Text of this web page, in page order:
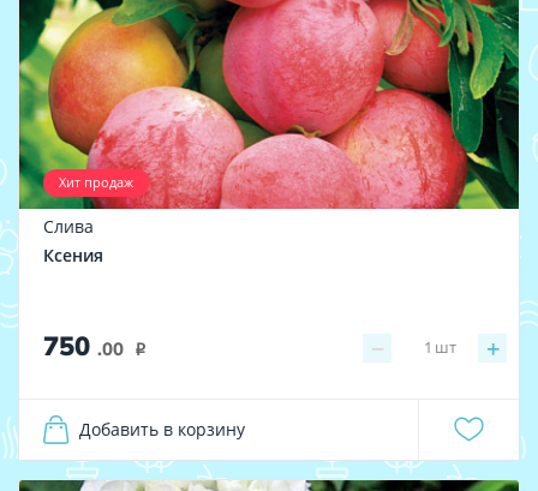
Хит продаж
Слива
Ксения
750 .00 i − +
1 шт
Добавить в корзину